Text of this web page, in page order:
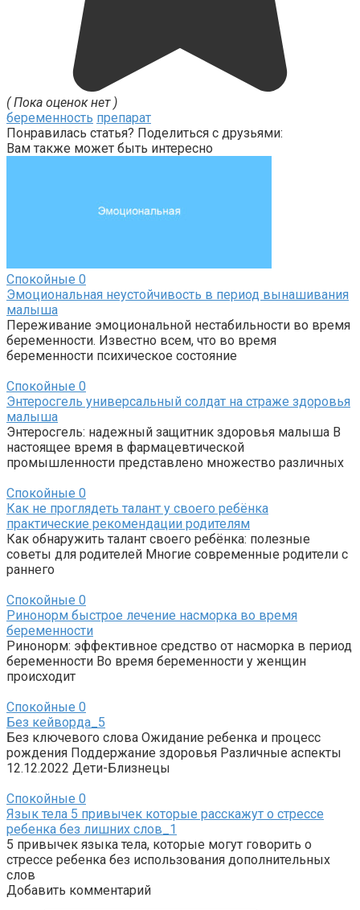
( Пока оценок нет )
беременность препарат
Понравилась статья? Поделиться с друзьями:
Вам также может быть интересно
Спокойные 0
Эмоциональная неустойчивость в период вынашивания
малыша
Переживание эмоциональной нестабильности во время
беременности. Известно всем, что во время
беременности психическое состояние
Спокойные 0
Энтеросгель универсальный солдат на страже здоровья
малыша
Энтеросгель: надежный защитник здоровья малыша В
настоящее время в фармацевтической
промышленности представлено множество различных
Спокойные 0
Как не проглядеть талант у своего ребёнка
практические рекомендации родителям
Как обнаружить талант своего ребёнка: полезные
советы для родителей Многие современные родители с
раннего
Спокойные 0
Ринонорм быстрое лечение насморка во время
беременности
Ринонорм: эффективное средство от насморка в период
беременности Во время беременности у женщин
происходит
Спокойные 0
Без кейворда_5
Без ключевого слова Ожидание ребенка и процесс
рождения Поддержание здоровья Различные аспекты
12.12.2022 Дети-Близнецы
Спокойные 0
Язык тела 5 привычек которые расскажут о стрессе
ребенка без лишних слов_1
5 привычек языка тела, которые могут говорить о
стрессе ребенка без использования дополнительных
слов
Добавить комментарий